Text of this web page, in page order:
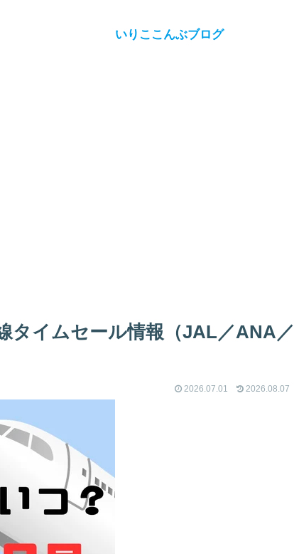
いりここんぶブログ
タイムセール情報（JAL／ANA／
2026.07.01 2026.08.07